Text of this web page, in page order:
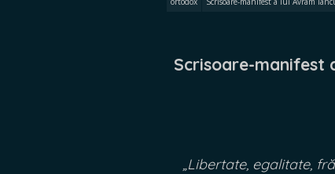
Scrisoare-manifest
„Libertate, egalitate,